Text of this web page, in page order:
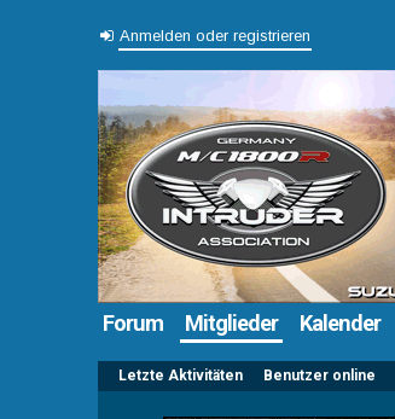
Anmelden oder registrieren
Forum Mitglieder Kalender
Letzte Aktivitäten Benutzer online